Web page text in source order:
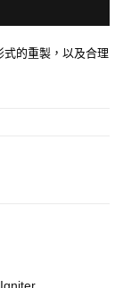
式的重製，以及合理